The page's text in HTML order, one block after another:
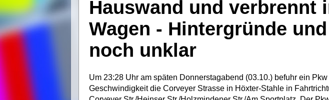
Hauswand und verbrennt
Wagen - Hintergründe
noch unklar
Um 23:28 Uhr am späten Donnerstagabend (03.10.) befuhr ein
Geschwindigkeit die Corveyer Strasse in Höxter-Stahle in